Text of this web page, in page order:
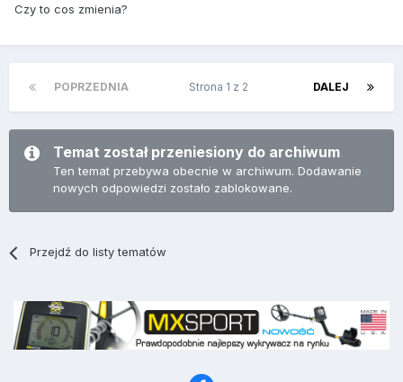
Czy to cos zmienia?
POPRZEDNIA DALEJ
Strona 1 z 2
Temat został przeniesiony do archiwum
Ten temat przebywa obecnie w archiwum. Dodawanie
nowych odpowiedzi zostało zablokowane.
Przejdź do listy tematów